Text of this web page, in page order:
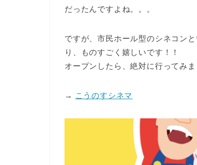
だったんですよね。。。
ですが、市民ホール型のシネコン
り、ものすごく嬉しいです！！
オープンしたら、絶対に行ってみま
→ こうのすシネマ